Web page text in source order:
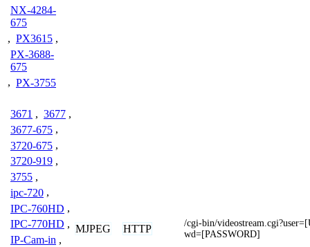
NX-4284-
675
, PX3615 ,
PX-3688-
675
, PX-3755
3671 , 3677 ,
3677-675 ,
3720-675 ,
3720-919 ,
3755 ,
ipc-720 ,
IPC-760HD ,
IPC-770HD ,
IP-Cam-in ,
MJPEG HTTP
/cgi-bin/
wd=[PASSWORD]